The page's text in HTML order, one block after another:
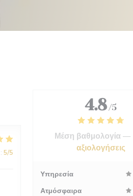
: 5/5
4.8 /5
Μέση βαθμολογία —
αξιολογήσεις
Υπηρεσία
Ατμόσφαιρα